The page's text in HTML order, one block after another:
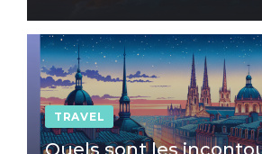
TRAVEL
Quels sont les